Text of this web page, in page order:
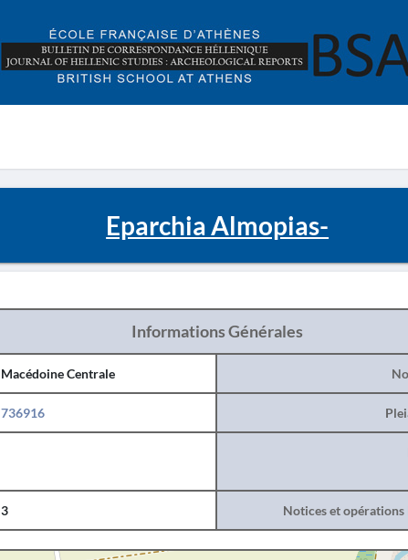
Eparchia Almopias-
Informations Générales
Macédoine Centrale
736916
3 Notices et opérations